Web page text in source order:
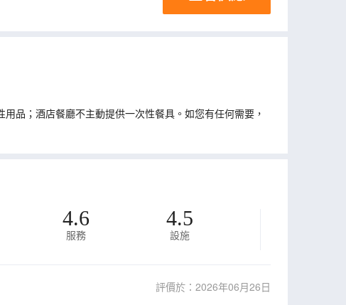
品；酒店餐廳不主動提供一次性餐具。如您有任何需要，
4.6
服務
4.5
設施
評價於：2026年06月26日